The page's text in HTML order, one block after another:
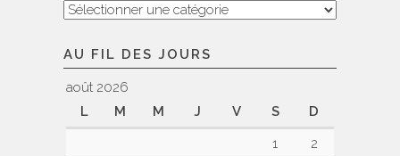
Nos
AU FIL DES JOURS
août 2026
L
M M J V S
D
1
2